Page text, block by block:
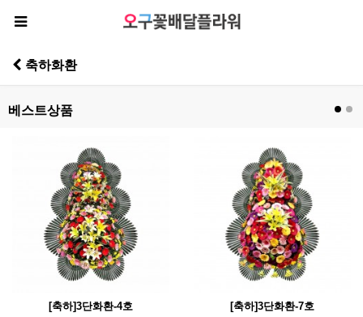
축하화환
베스트상품
[축하]3단화환-4호 [축하]3단화환-7호